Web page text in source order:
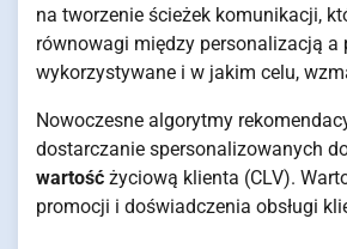
na tworzenie ścieżek komunikacji,
równowagi między personalizacją
wykorzystywane i w jakim celu,
Nowoczesne algorytmy
dostarczanie spersonalizowanych
wartość życiową klienta (CLV).
promocji i doświadczenia obsługi